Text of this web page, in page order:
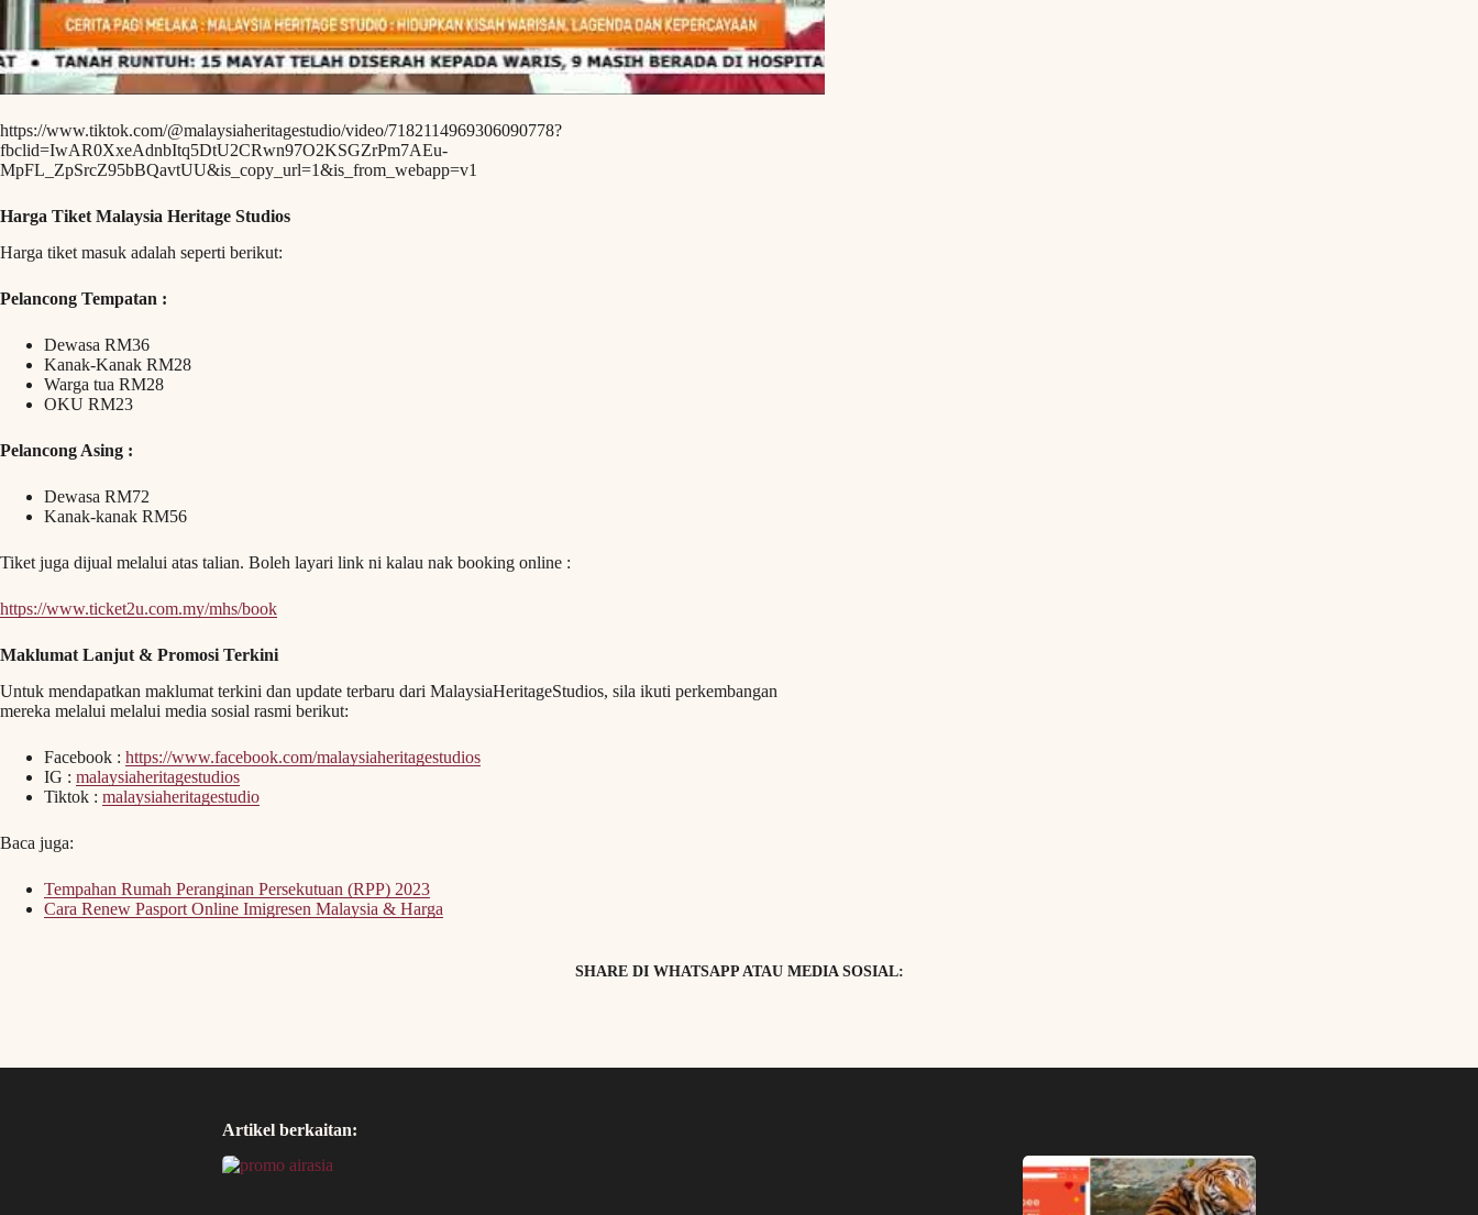
https://www.tiktok.com/@malaysiaheritagestudio/video/7182114969306090778?
fbclid=IwAR0XxeAdnbItq5DtU2CRwn97O2KSGZrPm7AEu-
MpFL_ZpSrcZ95bBQavtUU&is_copy_url=1&is_from_webapp=v1
Harga Tiket Malaysia Heritage Studios
Harga tiket masuk adalah seperti berikut:
Pelancong Tempatan :
Dewasa RM36
Kanak-Kanak RM28
Warga tua RM28
OKU RM23
Pelancong Asing :
Dewasa RM72
Kanak-kanak RM56
Tiket juga dijual melalui atas talian. Boleh layari link ni kalau nak booking online :
https://www.ticket2u.com.my/mhs/book
Maklumat Lanjut & Promosi Terkini
Untuk mendapatkan maklumat terkini dan update terbaru dari MalaysiaHeritageStudios, sila ikuti perkembangan
mereka melalui melalui media sosial rasmi berikut:
Facebook : https://www.facebook.com/malaysiaheritagestudios
IG : malaysiaheritagestudios
Tiktok : malaysiaheritagestudio
Baca juga:
Tempahan Rumah Peranginan Persekutuan (RPP) 2023
Cara Renew Pasport Online Imigresen Malaysia & Harga
SHARE DI WHATSAPP ATAU MEDIA SOSIAL:
Artikel berkaitan: